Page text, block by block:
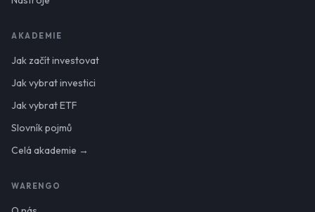
AKADEMIE
Jak začít investovat
Jak vybrat investici
Jak vybrat ETF
Slovník pojmů
Celá akademie →
WARENGO